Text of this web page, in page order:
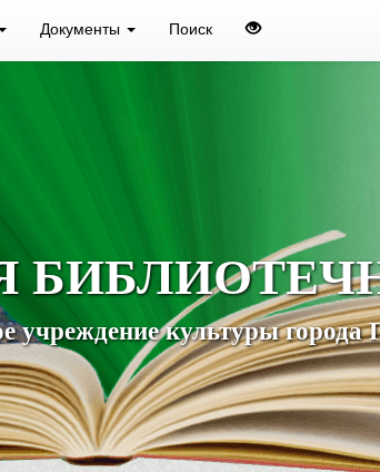
Документы Поиск
культуры города